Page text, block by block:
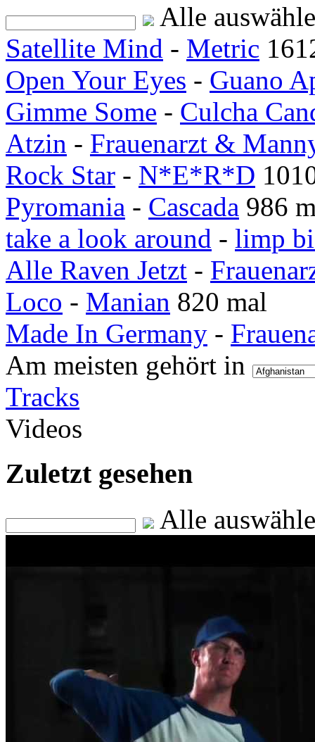
Alle
Satellite Mind - Metric
Open Your Eyes - Guano
Gimme Some - Culcha
Atzin - Frauenarzt &
Rock Star - N*E*R*D
Pyromania - Cascada 986
take a look around - limp
Alle Raven Jetzt -
Loco - Manian 820 mal
Made In Germany -
Am meisten gehört in
Tracks
Videos
Zuletzt gesehen
Alle